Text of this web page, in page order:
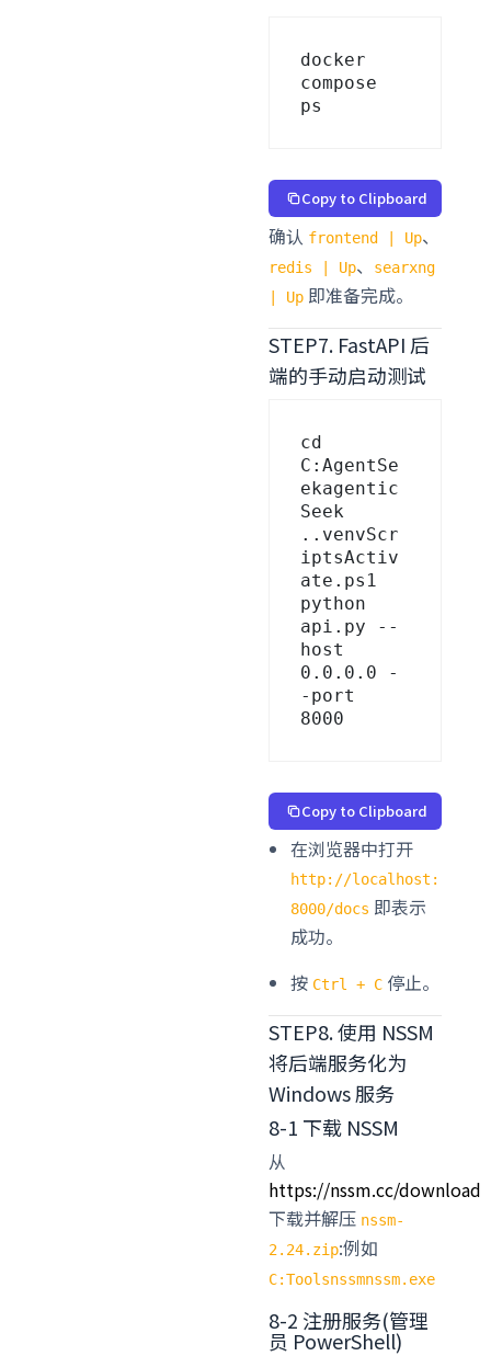
docker
compose
ps
Copy to Clipboard
确认 frontend | Up、
redis | Up、
searxng
| Up 即准备完成。
STEP7. FastAPI 后
端的手动启动测试
cd
C:AgentSe
ekagentic
Seek
..venvScr
iptsActiv
ate.ps1
python
api.py --
host
0.0.0.0 -
-port
8000
Copy to Clipboard
在浏览器中打开
http://localhost:
8000/docs 即表示
成功。
按 Ctrl + C 停止。
STEP8. 使用 NSSM
将后端服务化为
Windows 服务
8-1 下载 NSSM
从
https://nssm.cc/download
下载并解压 nssm-
2.24.zip:例如
C:Toolsnssmnssm.exe
8-2 注册服务(管理
员 PowerShell)